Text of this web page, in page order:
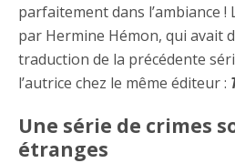
parfaitement dans l’ambiance
par Hermine Hémon, qui avait
traduction de la précédente
l’autrice chez le même éditeur :
Une série de crimes
étranges